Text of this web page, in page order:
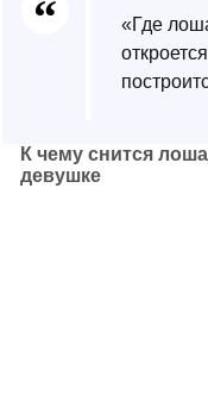
«Где
К чему снится
девушке